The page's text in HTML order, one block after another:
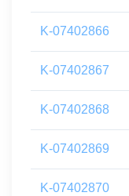
K-07402866
K-07402867
K-07402868
K-07402869
K-07402870